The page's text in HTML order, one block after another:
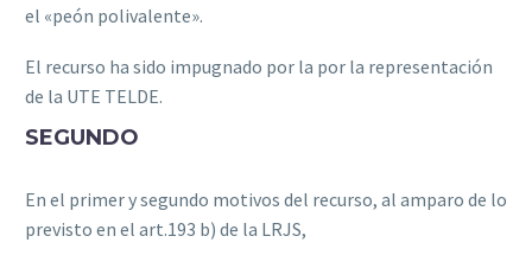
el «peón polivalente».
El recurso ha sido impugnado por la por la representación
de la UTE TELDE.
SEGUNDO
En el primer y segundo motivos del recurso, al amparo de lo
previsto en el art.193 b) de la LRJS,